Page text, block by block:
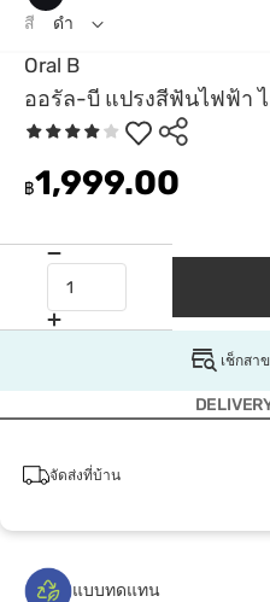
Oral B
ออรัล-บี แปรงสีฟันไฟฟ้า
฿1,999.00
สี ดำ
เช็กสา
จัดส่งที่บ้าน
แบบทดแทน